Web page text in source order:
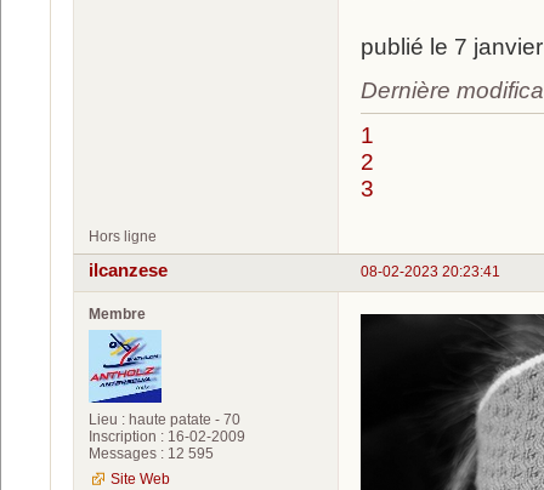
publié le 7
Dernière
1
2
3
Hors ligne
08-02-2023 20:23:41
ilcanzese
Membre
Lieu : haute patate - 70
Inscription : 16-02-2009
Messages : 12 595
Site Web